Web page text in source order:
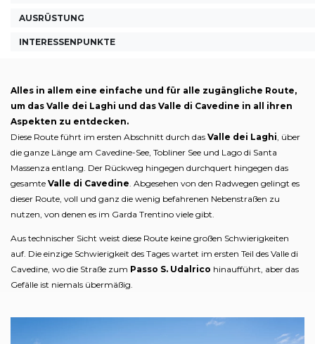
AUSRÜSTUNG
INTERESSENPUNKTE
Alles in allem eine einfache und für alle zugängliche Route,
um das Valle dei Laghi und das Valle di Cavedine in all ihren
Aspekten zu entdecken.
Diese Route führt im ersten Abschnitt durch das Valle dei Laghi , über
die ganze Länge am Cavedine-See, Tobliner See und Lago di Santa
Massenza entlang. Der Rückweg hingegen durchquert hingegen das
gesamte Valle di Cavedine . Abgesehen von den Radwegen gelingt es
dieser Route, voll und ganz die wenig befahrenen Nebenstraßen zu
nutzen, von denen es im Garda Trentino viele gibt.
Aus technischer Sicht weist diese Route keine großen Schwierigkeiten
auf. Die einzige Schwierigkeit des Tages wartet im ersten Teil des Valle di
Cavedine, wo die Straße zum Passo S. Udalrico hinaufführt, aber das
Gefälle ist niemals übermäßig.